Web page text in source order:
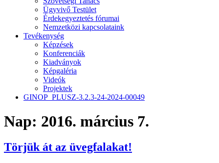
Ügyvivő Testület
Érdekegyeztetés fórumai
Nemzetközi kapcsolataink
Tevékenység
Képzések
Konferenciák
Kiadványok
Képgaléria
Videók
Projektek
GINOP_PLUSZ-3.2.3-24-2024-00049
Nap: 2016. március 7.
Törjük át az üvegfalakat!